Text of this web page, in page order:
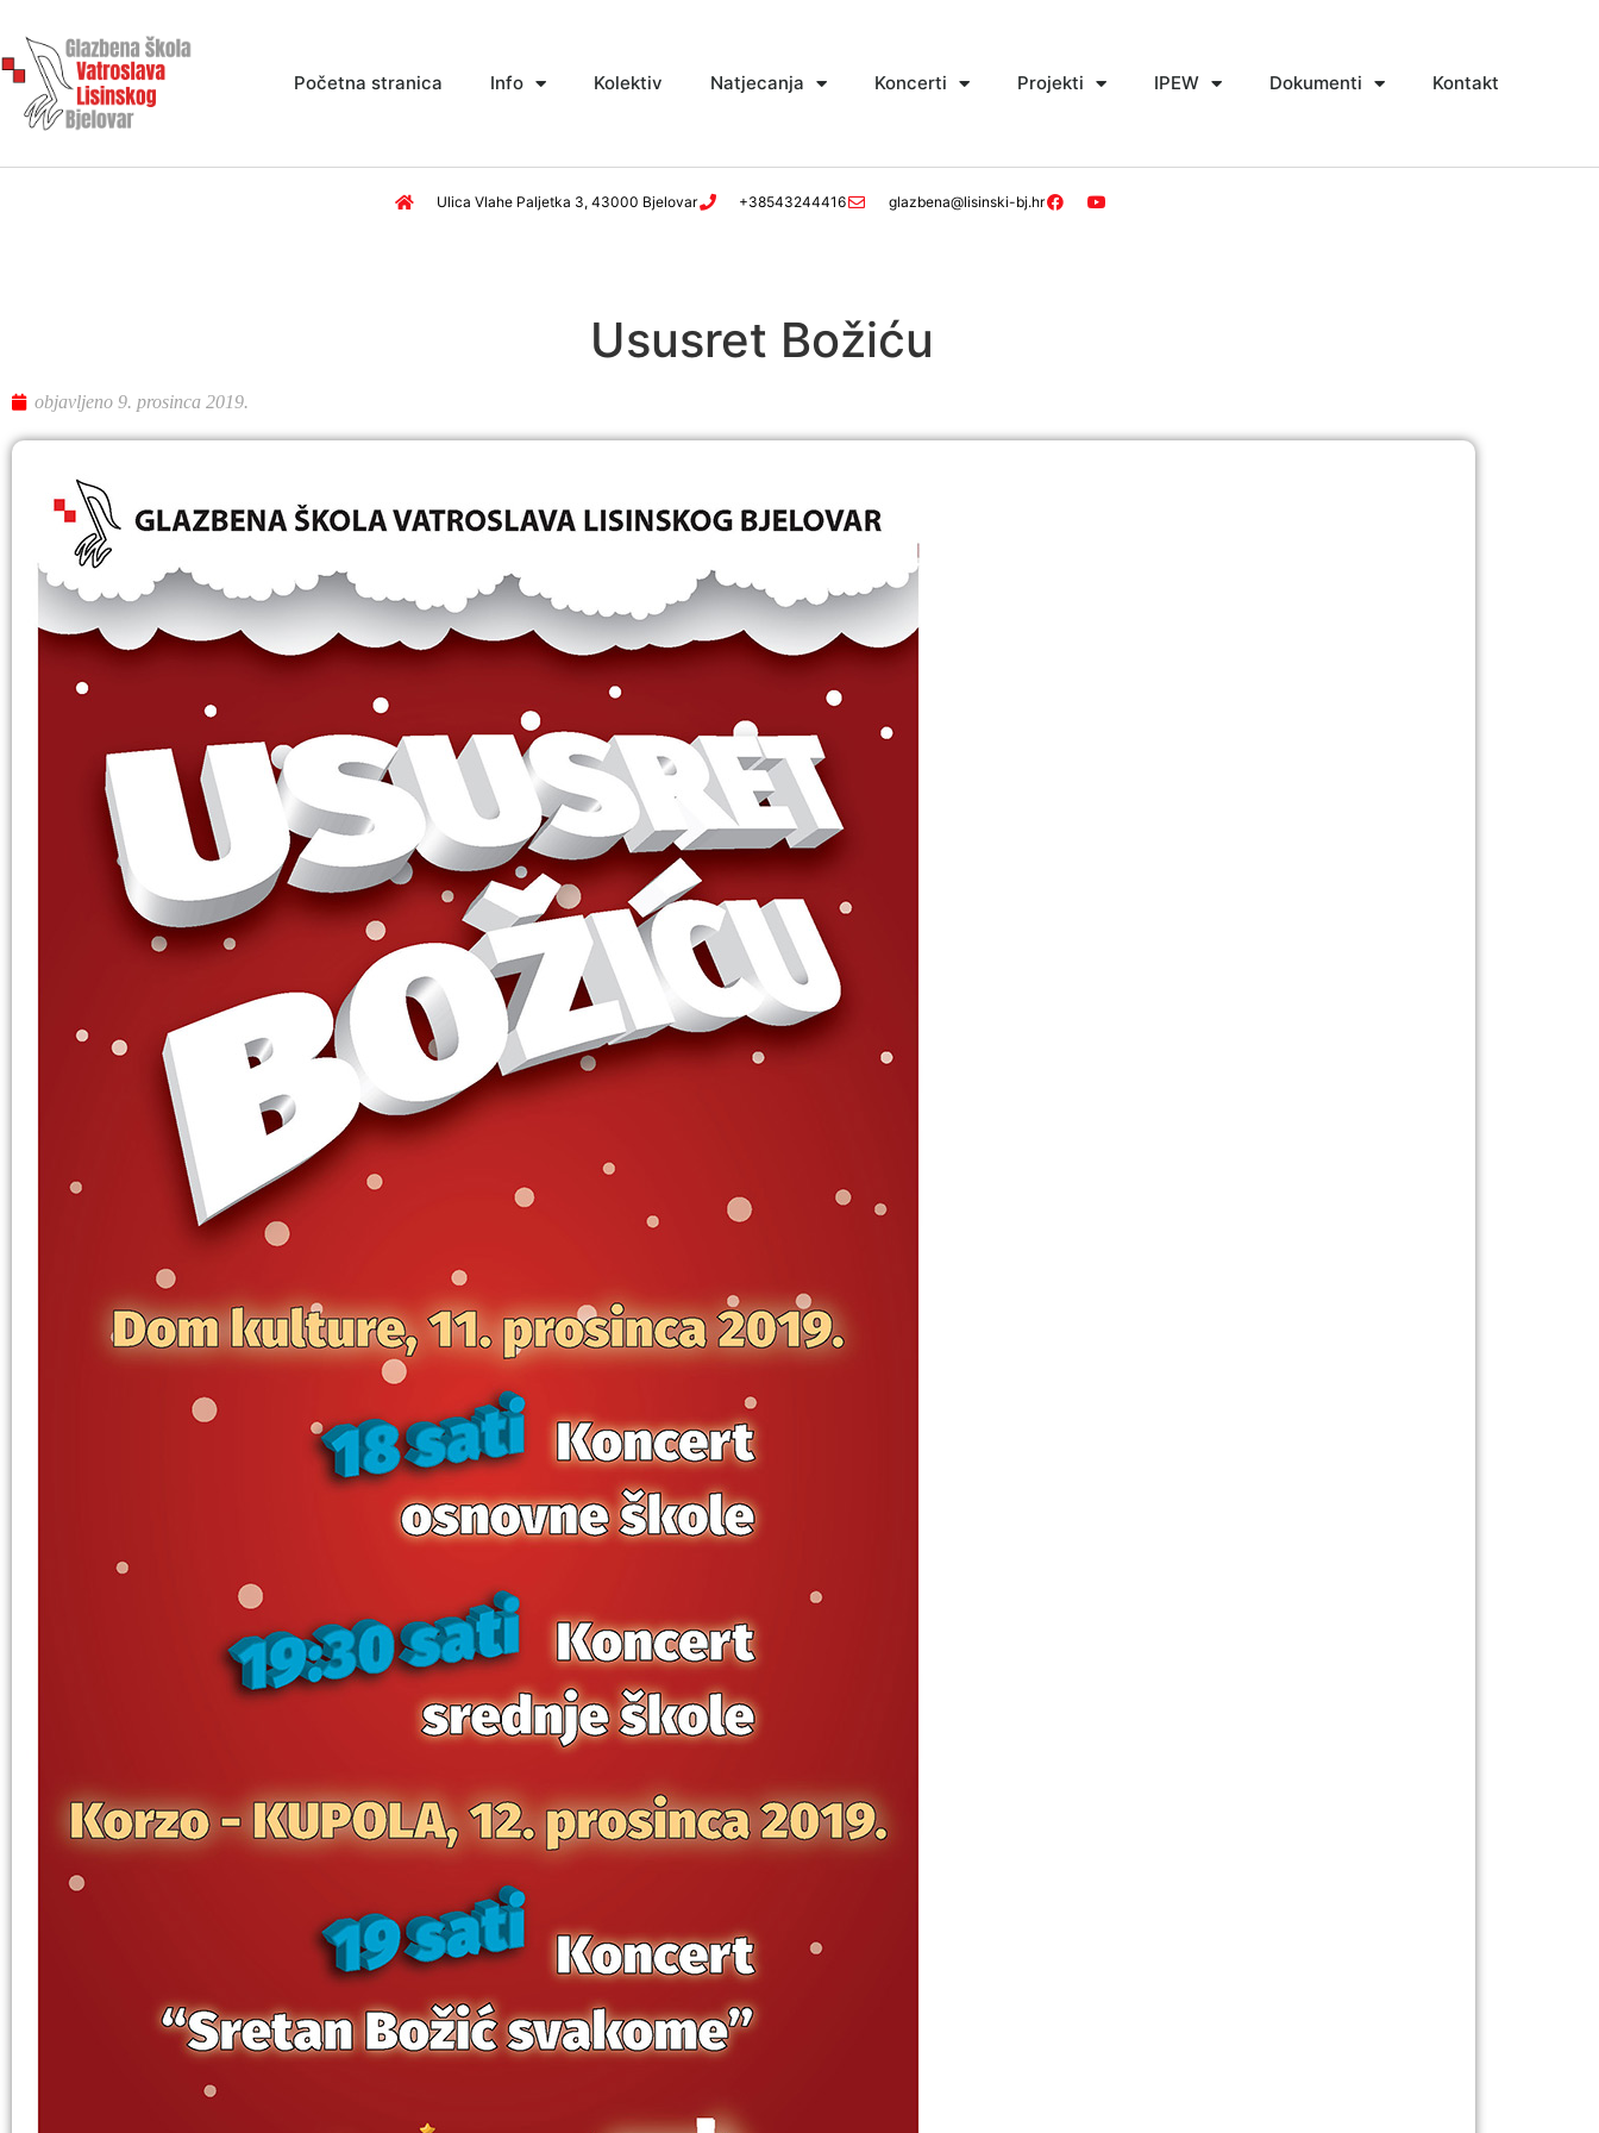
Početna stranica Info Kolektiv Natjecanja Koncerti Projekti IPEW Dokumenti Kontakt
Ulica Vlahe Paljetka 3, 43000 Bjelovar +38543244416 glazbena@lisinski-bj.hr
Ususret Božiću
objavljeno 9. prosinca 2019.